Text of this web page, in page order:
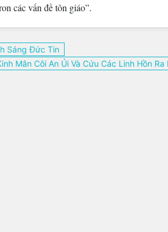
các vấn đề tôn giáo”.
Sáng Đức Tin
Mân Côi An Ủi Và Cứu Các Linh Hồn